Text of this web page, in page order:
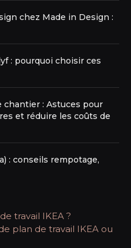
chez Made in Design :
: pourquoi choisir ces
chantier : Astuces pour
et réduire les coûts de
: conseils rempotage,
travail IKEA ?
plan de travail IKEA ou